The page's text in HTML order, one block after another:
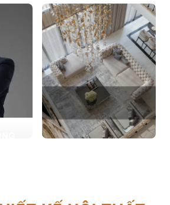
THIẾT KẾ THI CÔNG
NỘI THẤT
Cung cấp các giải pháp
theo phong cách sống với
thiết kế nội thất thông minh
mang tính thẩm mỹ cao
Xem chi tiết